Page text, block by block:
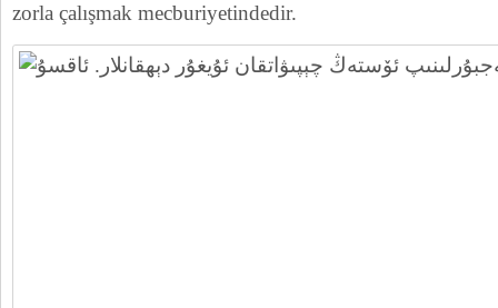
zorla çalışmak mecburiyetindedir.